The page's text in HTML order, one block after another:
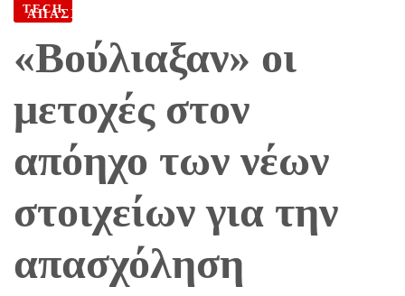
ΑΠΑΣΧΌΛΗΣΗ
TECH
«Βούλιαξαν» οι
μετοχές στον
απόηχο των νέων
στοιχείων για την
απασχόληση